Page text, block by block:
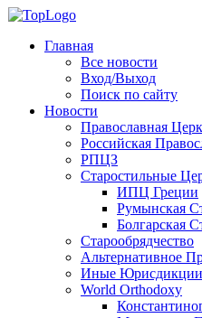
Главная
Все новости
Вход/Выход
Поиск по сайту
Новости
Православная
Российская
РПЦЗ
Старостильные
ИПЦ Греции
Румынская
Болгарская
Старообрядчество
Альтернативное
Иные Юрисдикции
World Orthodoxy